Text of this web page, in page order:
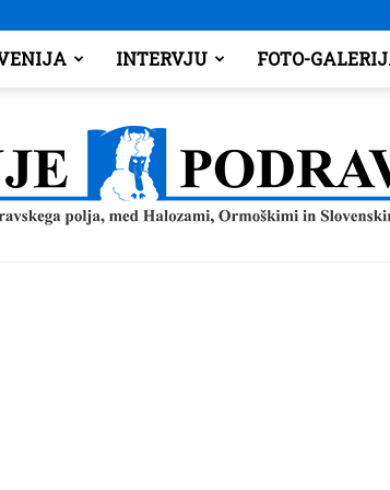
INTERVJU FOTO-